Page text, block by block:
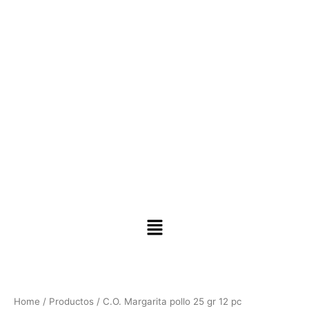
Home / Productos / C.O. Margarita pollo 25 gr 12 pc
25